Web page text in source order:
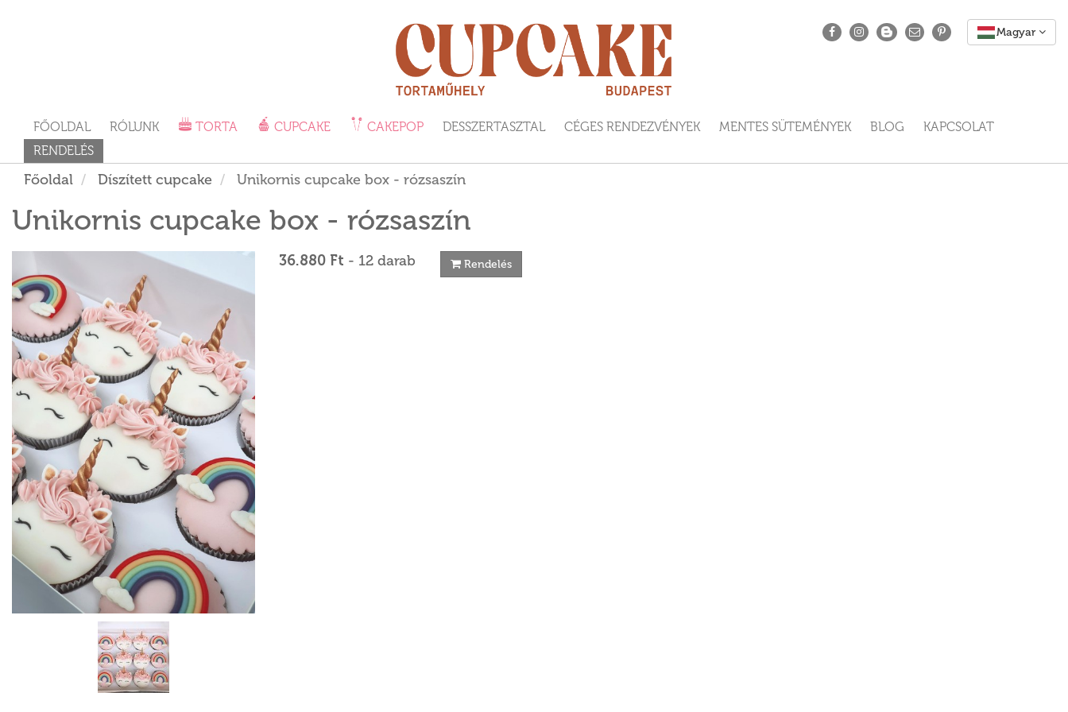
FŐOLDAL RÓLUNK TORTA CUPCAKE CAKEPOP DESSZERTASZTAL CÉGES RENDEZVÉNYEK MENTES SÜTEMÉNYEK BLOG
KAPCSOLAT
RENDELÉS
Főoldal Díszített cupcake Unikornis cupcake box - rózsaszín
Unikornis cupcake box - rózsaszín
36.880 Ft - 12 darab Rendelés